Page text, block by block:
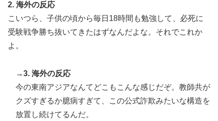
▶
【MLB】化け物みたいな球を投げるクローザーを先発に
転向させないのはなんで？ → 「100mとマラソンの違
い」「先発は2－3種類の一級品の変化球が必要だから
ゴンボール」【海外の反応】
▶ 海外の反応：熊本の病院で手術中に熊本地震が発生、大
揺れの中でも患者を守った医師たちの対応ぶりに海外大
絶賛
2. 海外の反応
こいつら、子供の頃から毎日18時間も勉強して、必死に
受験戦争勝ち抜いてきたはずなんだよな。それでこれか
よ。
→3. 海外の反応
今の東南アジアなんてどこもこんな感じだぞ。教師共が
クズすぎるか臆病すぎて、この公式詐欺みたいな構造を
放置し続けてるんだ。